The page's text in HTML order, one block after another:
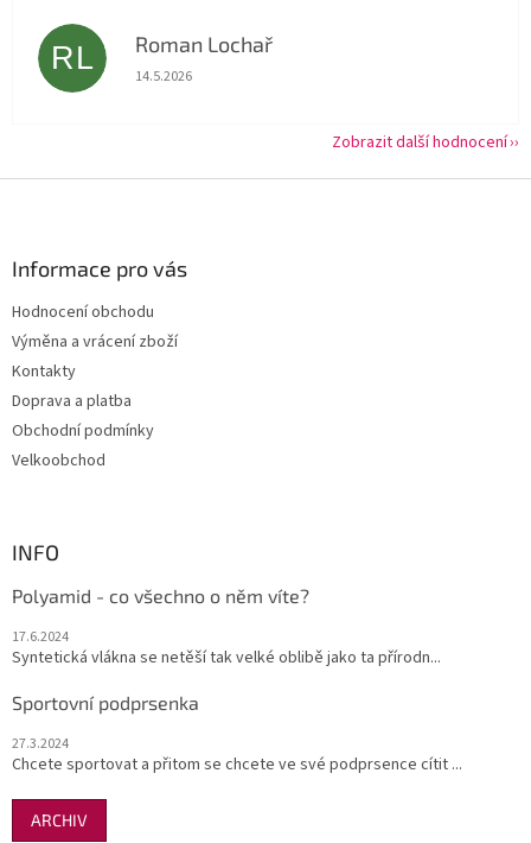
RL Roman Lochař
Hodnocení obchodu je 5 z 5 hvězdiček.
14.5.2026
Zobrazit další hodnocení
Informace pro vás
Hodnocení obchodu
Výměna a vrácení zboží
Kontakty
Doprava a platba
Obchodní podmínky
Velkoobchod
INFO
Polyamid - co všechno o něm víte?
17.6.2024
Syntetická vlákna se netěší tak velké oblibě jako ta přírodn...
Sportovní podprsenka
27.3.2024
Chcete sportovat a přitom se chcete ve své podprsence cítit ...
ARCHIV